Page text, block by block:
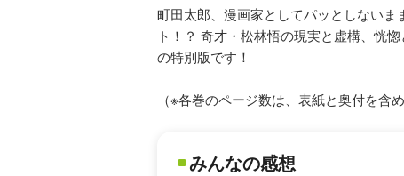
町田太郎、漫画家としてパッとしない
ト！？ 奇才・松林悟の現実と虚構、恍
の特別版です！
（※各巻のページ数は、表紙と奥付を含
みんなの感想